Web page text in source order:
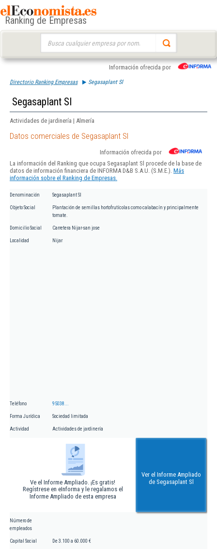
Ranking de Empresas
Información ofrecida por
Directorio Ranking Empresas Segasaplant Sl
Segasaplant Sl
Actividades de jardinería | Almería
Datos comerciales de Segasaplant Sl
Información ofrecida por
La información del Ranking que ocupa Segasaplant Sl procede de la base de
datos de información financiera de INFORMA D&B S.A.U. (S.M.E.). Más
información sobre el Ranking de Empresas.
Denominación Segasaplant Sl
Objeto Social
Plantación de semillas hortofrutícolas como calabacín y principalmente
tomate.
Domicilio Social Carretera Nijar-san jose
Localidad Nijar
Teléfono 95038...
Forma Jurídica Sociedad limitada
Actividad Actividades de jardinería
Ve el Informe Ampliado. ¡Es gratis!
Regístrese en eInforma y le regalamos el
Informe Ampliado de esta empresa
Ver el Informe Ampliado
de Segasaplant Sl
Número de
empleados
Capital Social De 3.100 a 60.000 €